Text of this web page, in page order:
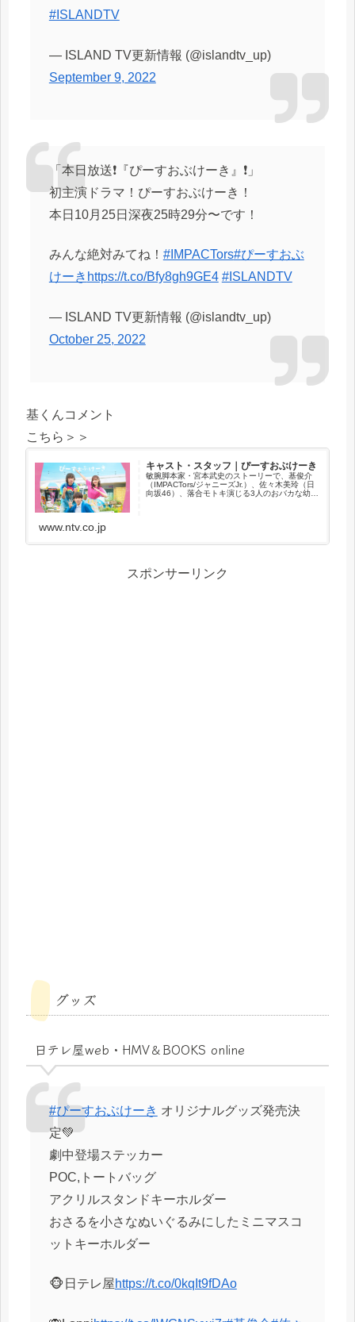
#ISLANDTV
— ISLAND TV更新情報 (@islandtv_up)
September 9, 2022
「本日放送❗️『ぴーすおぶけーき』❗️」
初主演ドラマ！ぴーすおぶけーき！
本日10月25日深夜25時29分〜です！
みんな絶対みてね！ #IMPACTors#ぴーすおぶ
けーき https://t.co/Bfy8gh9GE4 #ISLANDTV
— ISLAND TV更新情報 (@islandtv_up)
October 25, 2022
基くんコメント
こちら＞＞
キャスト・スタッフ｜ぴーすおぶけーき
敏腕脚本家・宮本武史のストーリーで、基俊介
（IMPACTors/ジャニーズJr.）、佐々木美玲（日
向坂46）、落合モトキ演じる3人のおバカな幼馴
www.ntv.co.jp
スポンサーリンク
グッズ
日テレ屋web・HMV＆BOOKS online
#ぴーすおぶけーき オリジナルグッズ発売決
定💚
劇中登場ステッカー
POC,トートバッグ
アクリルスタンドキーホルダー
おさるを小さなぬいぐるみにしたミニマスコ
ットキーホルダー
🐵日テレ屋https://t.co/0kqIt9fDAo